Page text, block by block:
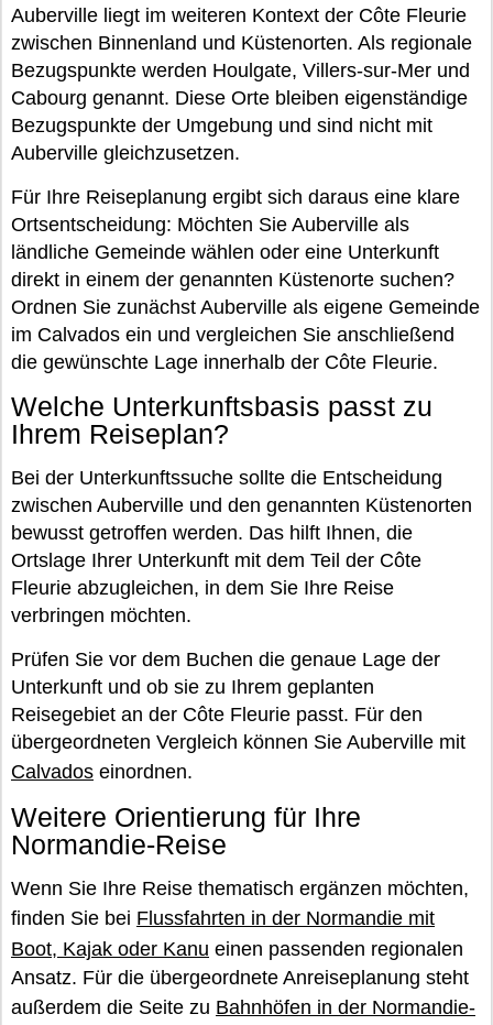
Auberville liegt im weiteren Kontext der Côte Fleurie
zwischen Binnenland und Küstenorten. Als regionale
Bezugspunkte werden Houlgate, Villers-sur-Mer und
Cabourg genannt. Diese Orte bleiben eigenständige
Bezugspunkte der Umgebung und sind nicht mit
Auberville gleichzusetzen.
Für Ihre Reiseplanung ergibt sich daraus eine klare
Ortsentscheidung: Möchten Sie Auberville als
ländliche Gemeinde wählen oder eine Unterkunft
direkt in einem der genannten Küstenorte suchen?
Ordnen Sie zunächst Auberville als eigene Gemeinde
im Calvados ein und vergleichen Sie anschließend
die gewünschte Lage innerhalb der Côte Fleurie.
Welche Unterkunftsbasis passt zu
Ihrem Reiseplan?
Bei der Unterkunftssuche sollte die Entscheidung
zwischen Auberville und den genannten Küstenorten
bewusst getroffen werden. Das hilft Ihnen, die
Ortslage Ihrer Unterkunft mit dem Teil der Côte
Fleurie abzugleichen, in dem Sie Ihre Reise
verbringen möchten.
Prüfen Sie vor dem Buchen die genaue Lage der
Unterkunft und ob sie zu Ihrem geplanten
Reisegebiet an der Côte Fleurie passt. Für den
übergeordneten Vergleich können Sie Auberville mit
Calvados einordnen.
Weitere Orientierung für Ihre
Normandie-Reise
Wenn Sie Ihre Reise thematisch ergänzen möchten,
finden Sie bei Flussfahrten in der Normandie mit
Boot, Kajak oder Kanu einen passenden regionalen
Ansatz. Für die übergeordnete Anreiseplanung steht
außerdem die Seite zu Bahnhöfen in der Normandie-